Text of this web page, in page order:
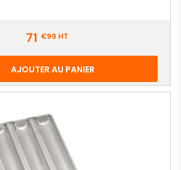
71 €99 HT
AJOUTER AU PANIER